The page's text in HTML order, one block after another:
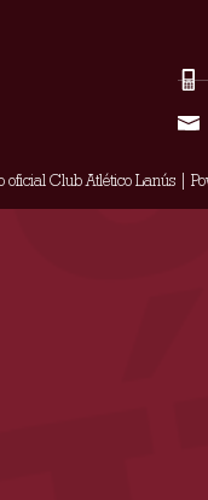
Club Atlético Lanús |